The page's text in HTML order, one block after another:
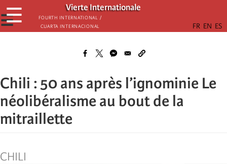
Skip
to
main
Vierte Internationale
Fourth International /
Cuarta Internacional
☰
☰
Chili : 50 ans après l’ignominie Le
néolibéralisme au bout de la
mitraillette
CHILI